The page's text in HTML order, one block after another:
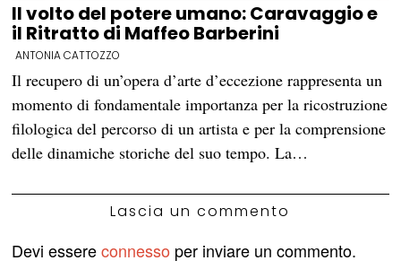
Il volto del potere umano: Caravaggio e
il Ritratto di Maffeo Barberini
ANTONIA CATTOZZO
Il recupero di un’opera d’arte d’eccezione rappresenta un
momento di fondamentale importanza per la ricostruzione
filologica del percorso di un artista e per la comprensione
delle dinamiche storiche del suo tempo. La…
Lascia un commento
Devi essereconnesso per inviare un commento.